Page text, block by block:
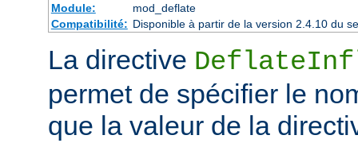
Module:
mod_deflate
Compatibilité: Disponible à partir de la version 2.4.10 du
La directive
permet de spécifier le
que la valeur de la